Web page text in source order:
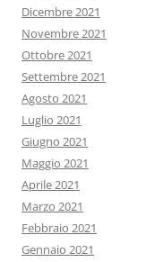
Dicembre 2021
Novembre 2021
Ottobre 2021
Settembre 2021
Agosto 2021
Luglio 2021
Giugno 2021
Maggio 2021
Aprile 2021
Marzo 2021
Febbraio 2021
Gennaio 2021